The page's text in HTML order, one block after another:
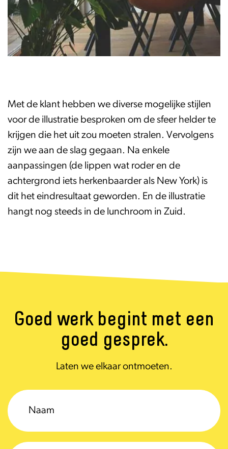
Met de klant hebben we diverse mogelijke stijlen
voor de illustratie besproken om de sfeer helder te
krijgen die het uit zou moeten stralen. Vervolgens
zijn we aan de slag gegaan. Na enkele
aanpassingen (de lippen wat roder en de
achtergrond iets herkenbaarder als New York) is
dit het eindresultaat geworden. En de illustratie
hangt nog steeds in de lunchroom in Zuid.
Goed werk begint met een
goed gesprek.
Laten we elkaar ontmoeten.